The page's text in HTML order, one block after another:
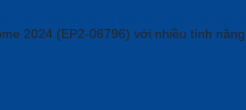
2024 (EP2-06796) với nhiều tính